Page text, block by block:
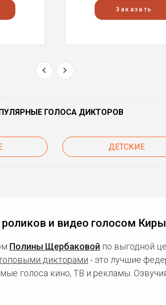
Заказать
ГОЛОСА ДИКТОРОВ
ДЕТСКИЕ
и видео голосом
Полины Щербаковой по выгодной
дикторами - это лучшие
голоса кино, ТВ и рекламы.